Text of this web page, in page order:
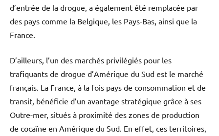
d’entrée de la drogue, a également été remplacée par
des pays comme la Belgique, les Pays-Bas, ainsi que la
France.
D’ailleurs, l’un des marchés privilégiés pour les
trafiquants de drogue d’Amérique du Sud est le marché
français. La France, à la fois pays de consommation et de
transit, bénéficie d’un avantage stratégique grâce à ses
Outre-mer, situés à proximité des zones de production
de cocaïne en Amérique du Sud. En effet, ces territoires,